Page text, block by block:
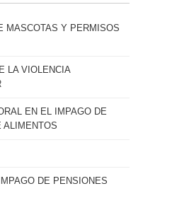
MASCOTAS Y PERMISOS
LA VIOLENCIA
EN EL IMPAGO DE
ALIMENTOS
DE PENSIONES